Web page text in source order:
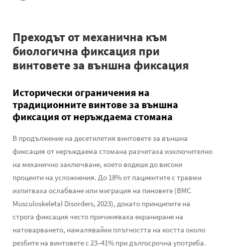
Преходът от механична към
биологична фиксация при
винтовете за външна фиксация
Исторически ограничения на
традиционните винтове за външна
фиксация от неръждаема стомана
В продължение на десетилетия винтовете за външна
фиксация от неръждаема стомана разчитаха изключително
на механично заключване, което водеше до високи
проценти на усложнения. До 18% от пациентите с травми
изпитваха ослабване или миграция на пиновете (BMC
Musculoskeletal Disorders, 2023), докато принципите на
строга фиксация често причиняваха екраниране на
натоварването, намалявайки плътността на костта около
резбите на винтовете с 23–41% при дългосрочна употреба.